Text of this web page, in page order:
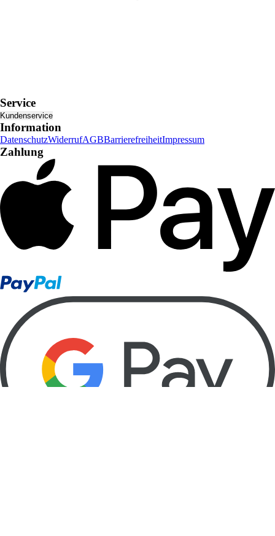
Service
Kundenservice
Information
DatenschutzWiderrufAGBBarrierefreiheitImpressum
Zahlung